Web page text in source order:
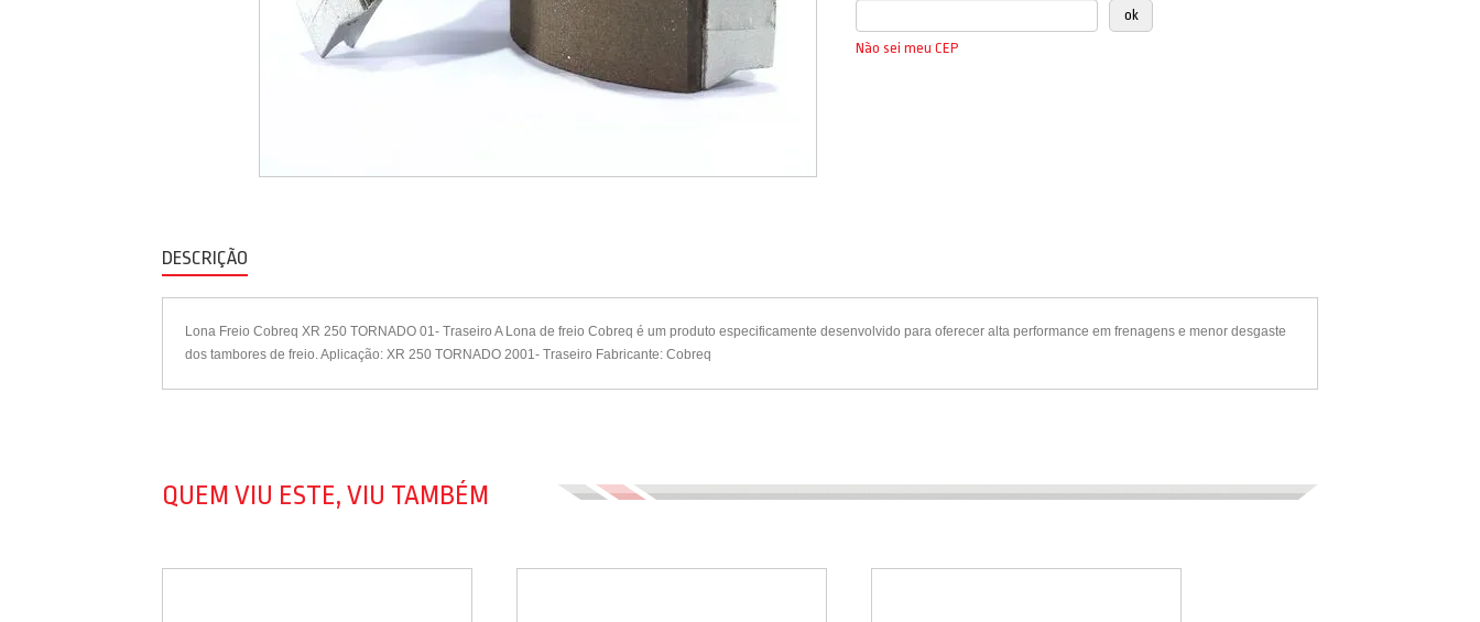
Não sei meu CEP
DESCRIÇÃO
Lona Freio Cobreq XR 250 TORNADO 01- Traseiro A Lona de freio Cobreq é um produto especificamente desenvolvido para oferecer alta performance em frenagens e menor desgaste
dos tambores de freio. Aplicação: XR 250 TORNADO 2001- Traseiro Fabricante: Cobreq
QUEM VIU ESTE, VIU TAMBÉM